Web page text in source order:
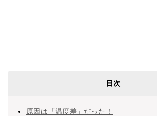
目次
原因は「温度差」だった！